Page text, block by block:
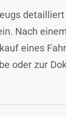
Nach
eines
oder zur